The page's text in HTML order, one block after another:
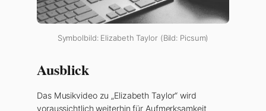
Symbolbild: Elizabeth Taylor (Bild: Picsum)
Ausblick
Das Musikvideo zu „Elizabeth Taylor“ wird
voraussichtlich weiterhin für Aufmerksamkeit